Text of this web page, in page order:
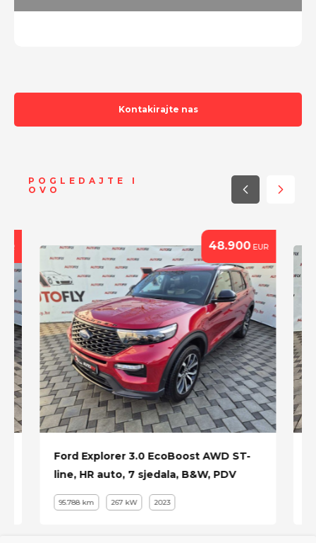
Kontakirajte nas
POGLEDAJTE I
OVO
48.900EUR
Ford Explorer 3.0 EcoBoost AWD ST-
line, HR auto, 7 sjedala, B&W, PDV
95.788 km 267 kW 2023